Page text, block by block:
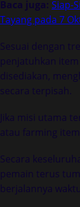
Baca juga: Siap-
Tayang pada 7
Sesuai dengan
penjatuhkan
disediakan,
secara terpisah.
Jika misi utama
atau farming
Secara
pemain terus
berjalannya waktu.